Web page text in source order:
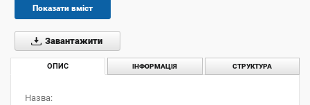
Показати вміст
Завантажити
ОПИС ІНФОРМАЦІЯ СТРУКТУРА
Назва: